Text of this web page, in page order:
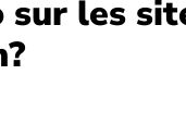
sur les